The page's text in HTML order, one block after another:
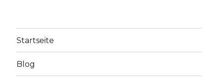
Startseite
Blog